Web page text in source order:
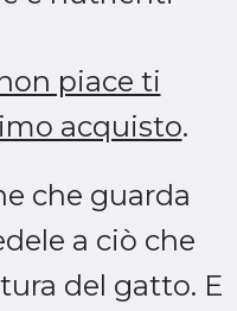
piace ti
acquisto.
che guarda
a ciò che
del gatto. E